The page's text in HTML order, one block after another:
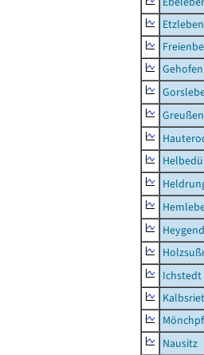
Etzleben
Gehofen
Ichstedt
Nausitz